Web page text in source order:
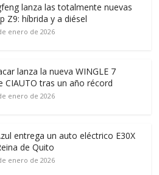
lanza las totalmente nuevas
Z9: híbrida y a diésel
enero de 2026
lanza la nueva WINGLE 7
CIAUTO tras un año récord
enero de 2026
entrega un auto eléctrico E30X
de Quito
enero de 2026